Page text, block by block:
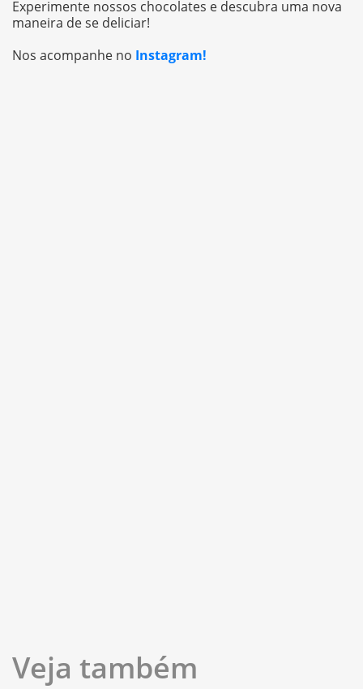
Experimente nossos chocolates e descubra uma nova
maneira de se deliciar!
Nos acompanhe no Instagram!
Veja também